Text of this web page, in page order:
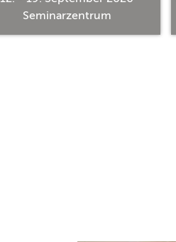
Seminarzentrum